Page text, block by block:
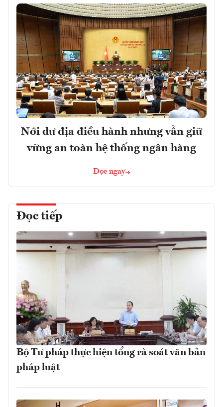
Nới dư địa điều hành nhưng vẫn giữ
vững an toàn hệ thống ngân hàng
Đọc ngay
Đọc tiếp
Bộ Tư pháp thực hiện tổng rà soát văn bản
pháp luật